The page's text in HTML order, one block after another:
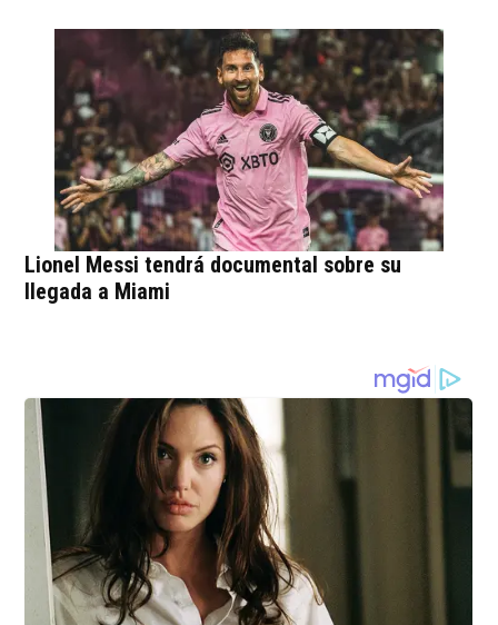
Lionel Messi tendrá documental sobre su
llegada a Miami